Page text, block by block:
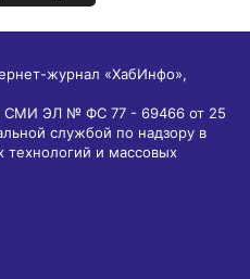
журнал «ХабИнфо»,
СМИ ЭЛ № ФС 77 - 69466 от 25
службой по надзору в
и массовых